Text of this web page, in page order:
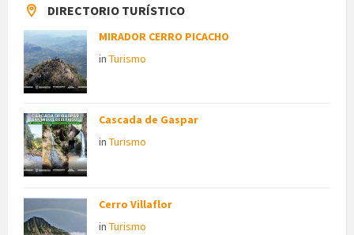
DIRECTORIO TURÍSTICO
MIRADOR CERRO PICACHO
in Turismo
Cascada de Gaspar
in Turismo
Cerro Villaflor
in Turismo